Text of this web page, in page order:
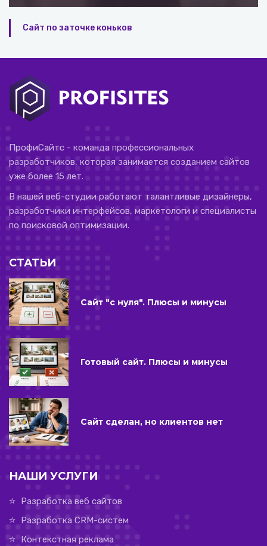
Сайт по заточке коньков
ПрофиСайтс - команда профессиональных
разработчиков, которая занимается созданием сайтов
уже более 15 лет.
В нашей веб-студии работают талантливые дизайнеры,
разработчики интерфейсов, маркетологи и специалисты
по поисковой оптимизации.
СТАТЬИ
Сайт "с нуля". Плюсы и минусы
Готовый сайт. Плюсы и минусы
Сайт сделан, но клиентов нет
НАШИ УСЛУГИ
Разработка веб сайтов
Разработка CRM-систем
Контекстная реклама